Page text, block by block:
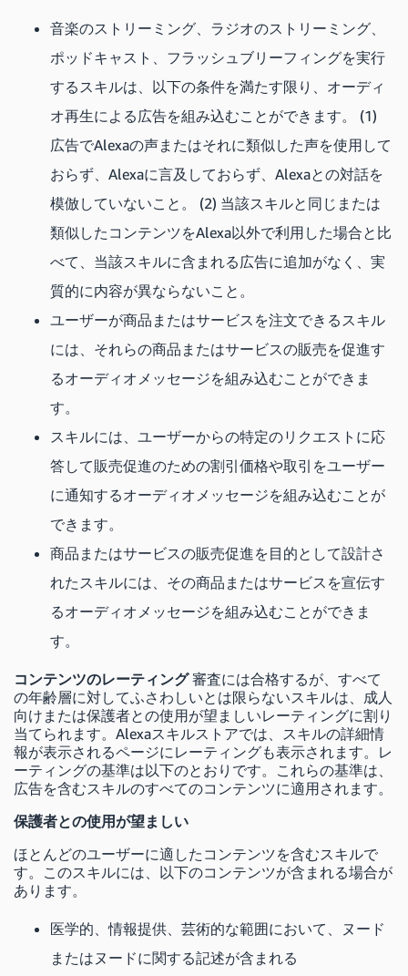
音楽のストリーミング、ラジオのストリーミング、
ポッドキャスト、フラッシュブリーフィングを実行
するスキルは、以下の条件を満たす限り、オーディ
オ再生による広告を組み込むことができます。 (1)
広告でAlexaの声またはそれに類似した声を使用して
おらず、Alexaに言及しておらず、Alexaとの対話を
模倣していないこと。 (2) 当該スキルと同じまたは
類似したコンテンツをAlexa以外で利用した場合と比
べて、当該スキルに含まれる広告に追加がなく、実
質的に内容が異ならないこと。
ユーザーが商品またはサービスを注文できるスキル
には、それらの商品またはサービスの販売を促進す
るオーディオメッセージを組み込むことができま
す。
スキルには、ユーザーからの特定のリクエストに応
答して販売促進のための割引価格や取引をユーザー
に通知するオーディオメッセージを組み込むことが
できます。
商品またはサービスの販売促進を目的として設計さ
れたスキルには、その商品またはサービスを宣伝す
るオーディオメッセージを組み込むことができま
す。
コンテンツのレーティング審査には合格するが、すべて
の年齢層に対してふさわしいとは限らないスキルは、成人
向けまたは保護者との使用が望ましいレーティングに割り
当てられます。Alexaスキルストアでは、スキルの詳細情
報が表示されるページにレーティングも表示されます。レ
ーティングの基準は以下のとおりです。これらの基準は、
広告を含むスキルのすべてのコンテンツに適用されます。
保護者との使用が望ましい
ほとんどのユーザーに適したコンテンツを含むスキルで
す。このスキルには、以下のコンテンツが含まれる場合が
あります。
医学的、情報提供、芸術的な範囲において、ヌード
またはヌードに関する記述が含まれる